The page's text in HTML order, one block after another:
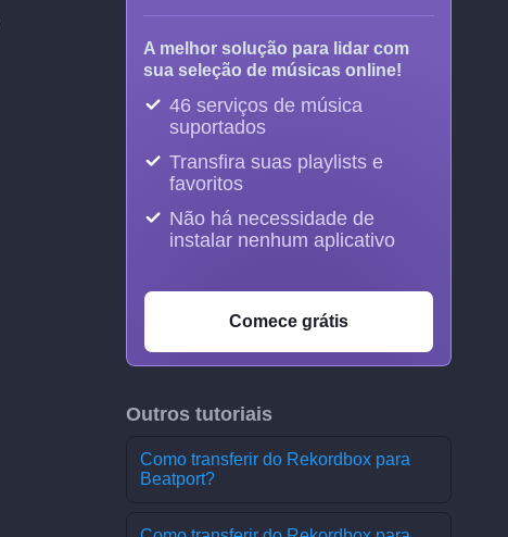
A melhor solução para lidar com
sua seleção de músicas online!
46 serviços de música
suportados
Transfira suas playlists e
favoritos
Não há necessidade de
instalar nenhum aplicativo
Comece grátis
Outros tutoriais
Como transferir do Rekordbox para
Beatport?